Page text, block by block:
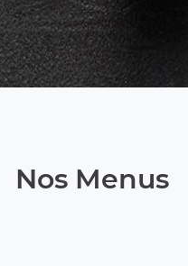
Nos Menus